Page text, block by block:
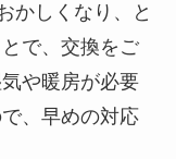
かしくなり、と
で、交換をご
や暖房が必要
、早めの対応